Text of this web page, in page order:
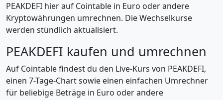
PEAKDEFI hier auf Cointable in Euro oder andere
Kryptowährungen umrechnen. Die Wechselkurse
werden stündlich aktualisiert.
PEAKDEFI kaufen und umrechnen
Auf Cointable findest du den Live-Kurs von PEAKDEFI,
einen 7-Tage-Chart sowie einen einfachen Umrechner
für beliebige Beträge in Euro oder andere